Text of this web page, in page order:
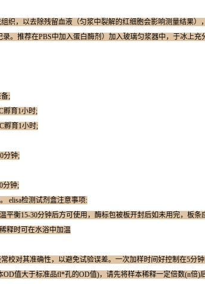
组织，以去除残留血液（匀浆中裂解的红细胞会影响测量结果
。推荐在PBS中加入蛋白酶剂）加入玻璃匀浆器中，于冰上
;
孵育1小时;
孵育1小时;
分钟;
分钟;
elisa检测试剂盒注意事项:
平衡15-30分钟后方可使用，酶标包被板开封后如未用完，板条
释时可在水浴中加温
校对其准确性，以避免试验误差。一次加样时间好控制在5分
值大于标准品fl*孔的OD值)，请先将样本稀释一定倍数(n倍)